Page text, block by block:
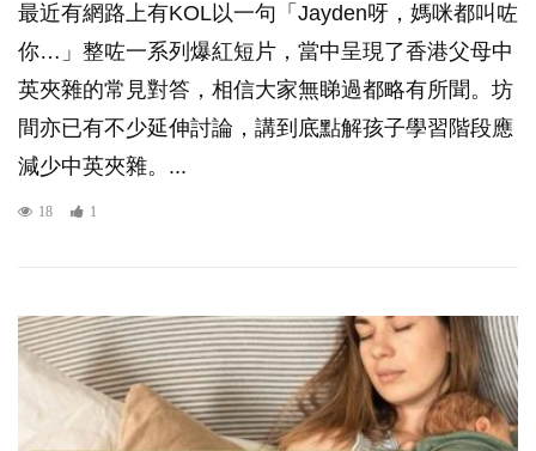
最近有網路上有KOL以一句「Jayden呀，媽咪都叫咗
你…」整咗一系列爆紅短片，當中呈現了香港父母中
英夾雜的常見對答，相信大家無睇過都略有所聞。坊
間亦已有不少延伸討論，講到底點解孩子學習階段應
減少中英夾雜。...
18 1